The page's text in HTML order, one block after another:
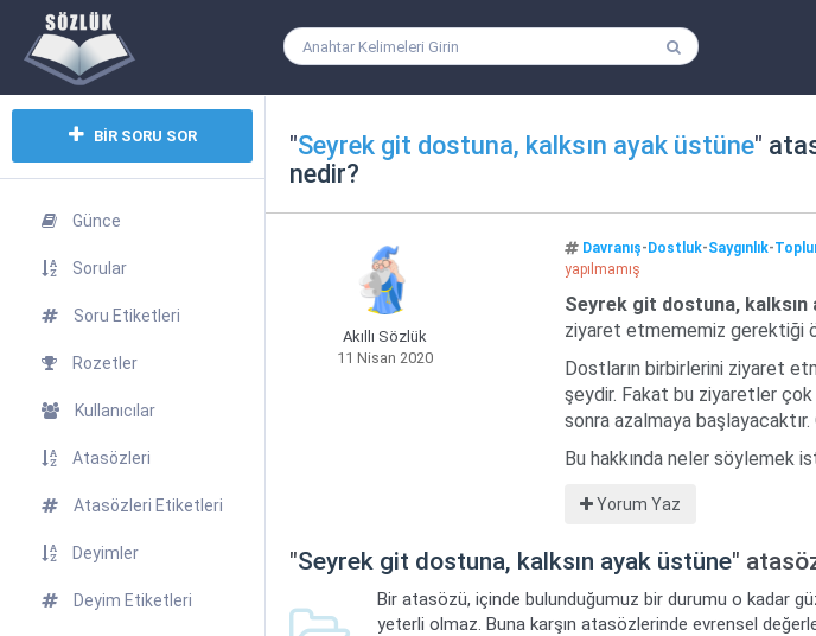
BİR SORU SOR
Günce
Sorular
Soru Etiketleri
Rozetler
Kullanıcılar
Atasözleri
Atasözleri Etiketleri
Deyimler
Deyim Etiketleri
"Seyrek git dostuna, kalksın ayak üstüne"
nedir?
Akıllı Sözlük
11 Nisan 2020
Davranış- Dostluk-Saygınlık-
yapılmamış
Seyrek git dostuna, kalksın
ziyaret etmememiz gerektiği
Dostların birbirlerini ziyaret
şeydir. Fakat bu ziyaretler çok
sonra azalmaya
Bu hakkında neler söylemek
Yorum Yaz
"Seyrek git dostuna, kalksın ayak üstüne"
Bir atasözü, içinde bulunduğumuz bir durumu o kadar
yeterli olmaz. Buna karşın atasözlerinde evrensel